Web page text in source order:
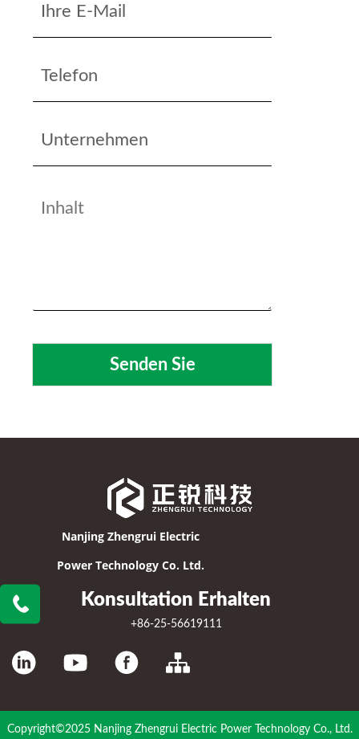
Senden Sie
Nanjing Zhengrui Electric
Power Technology Co. Ltd.
Konsultation Erhalten
+86-25-56619111
Copyright©2025 Nanjing Zhengrui Electric Power Technology Co., Ltd.